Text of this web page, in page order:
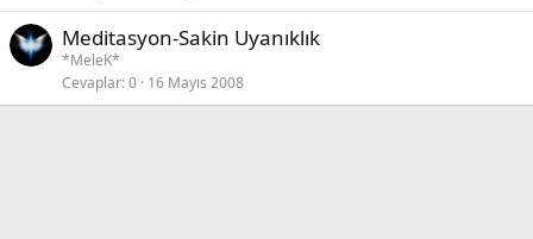
Meditasyon-Sakin Uyanıklık
*MeleK*
Cevaplar 0 16 Mayıs 2008